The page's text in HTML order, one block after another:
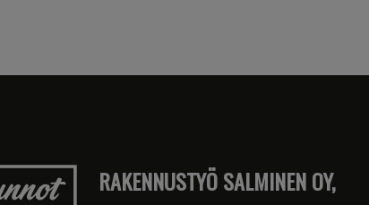
RAKENNUSTYÖ SALMINEN OY,